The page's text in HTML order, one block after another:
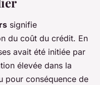
signifie
du coût du crédit. En
avait été initiée par
élevée dans la
pour conséquence de